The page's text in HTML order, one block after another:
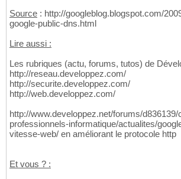
Source : http://googleblog.blogspot.com/
google-public-dns.html
Lire aussi :
Les rubriques (actu, forums, tutos) de
http://reseau.developpez.com/
http://securite.developpez.com/
http://web.developpez.com/
http://www.developpez.net/forums/d836139/
professionnels-informatique/actualites/
vitesse-web/ en améliorant le protocole http
Et vous ? :